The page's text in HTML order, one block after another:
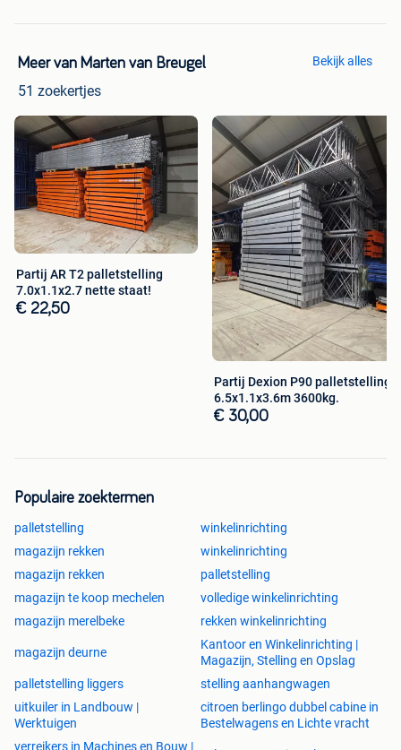
palletstelling,grootvakstelling,bandenstelling,legbordstellin
magazijnstelling,gebruikte legbordstellingen,gebruikte
esmena, gebruikte legbordstelling,gebruikte
grootvakstellingen, gebruikte grootvakstelling,gebruikte
legbordstelling gebruikte legbordstellingen, gebruikte
draagarmstelling, gebruikte draagarmstellingen, gebruikte
palletstelling, gebruikte palletstellingen, gebruikte
magazijnstelling, gebruikte magazijnstellingen, gebruikte
mecalux. gebruikte nedcon, gebruikte magazijninrichting,
gebruikte magazijninrichtingen,
gebruiktemagazijninrichting,
Meer van Marten van Breugel
51 zoekertjes
Bekijk alles
Partij AR T2 palletstelling
7.0x1.1x2.7 nette staat!
€ 22,50
Partij Dexion P90 palletstelling
6.5x1.1x3.6m 3600kg.
€ 30,00
Populaire zoektermen
palletstelling
winkelinrichting
magazijn rekken
winkelinrichting
magazijn rekken
palletstelling
magazijn te koop mechelen
volledige winkelinrichting
magazijn merelbeke
rekken winkelinrichting
magazijn deurne
Kantoor en Winkelinrichting |
Magazijn, Stelling en Opslag
palletstelling liggers
stelling aanhangwagen
uitkuiler in Landbouw |
Werktuigen
citroen berlingo dubbel cabine in
Bestelwagens en Lichte vracht
verreikers in Machines en Bouw |